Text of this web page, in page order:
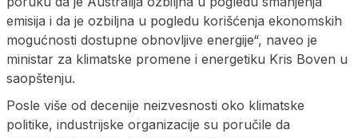
emisija i da je ozbiljna u pogledu korišćenja ekonomskih
mogućnosti dostupne obnovljive energije“, naveo je
ministar za klimatske promene i energetiku Kris Boven u
saopštenju.
Posle više od decenije neizvesnosti oko klimatske
politike, industrijske organizacije su poručile da